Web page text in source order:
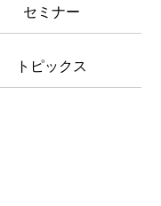
セミナー
トピックス